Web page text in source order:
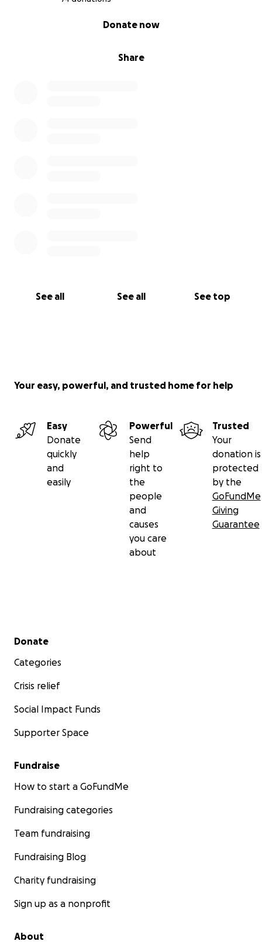
Share
Donate now
See all See all See top
Your easy, powerful, and trusted home for help
Easy
Donate
quickly
and
easily
Powerful
Send
help
right to
the
people
and
causes
you care
about
Trusted
Your
donation is
protected
by the
GoFundMe
Giving
Guarantee
Secondary menu
Donate
Categories
Crisis relief
Social Impact Funds
Supporter Space
Fundraise
How to start a GoFundMe
Fundraising categories
Team fundraising
Fundraising Blog
Charity fundraising
Sign up as a nonprofit
About